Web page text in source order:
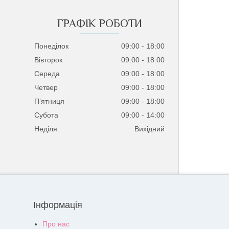
ГРАФІК РОБОТИ
Понеділок 09:00
18:00
Вівторок
09:00
18:00
Середа
09:00
18:00
Четвер
09:00
18:00
Пʼятниця
09:00
18:00
Субота
09:00
14:00
Неділя
Вихідний
Інформація
Про нас